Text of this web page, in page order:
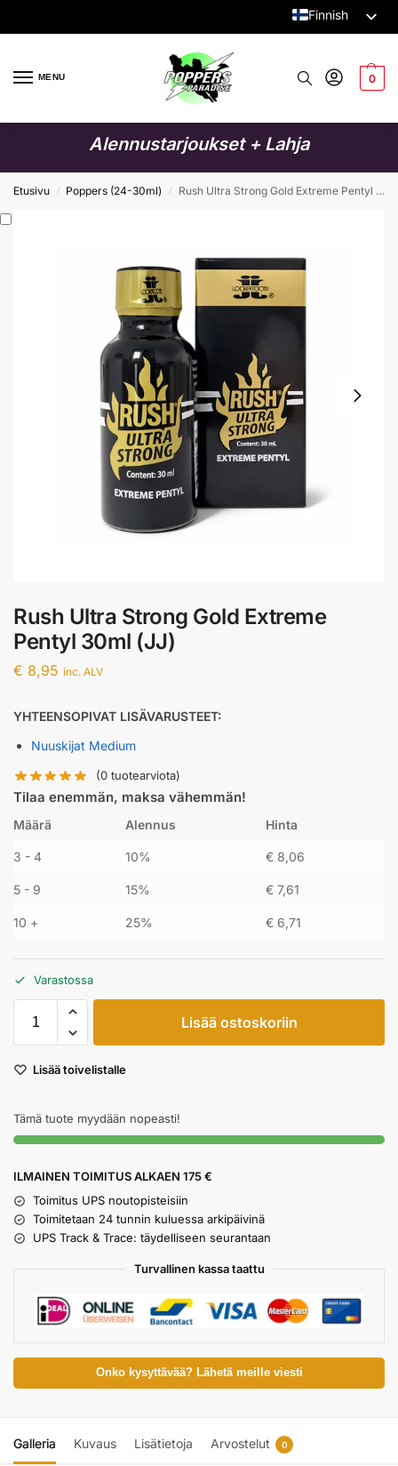
Finnish
English
Spanish
MENU 0
Alennustarjoukset + Lahja
Etusivu / Poppers (24-30ml) / Rush Ultra Strong Gold Extreme Pentyl 30ml (JJ)
Rush Ultra Strong Gold Extreme
Pentyl 30ml (JJ)
€ 8,95 inc. ALV
YHTEENSOPIVAT LISÄVARUSTEET:
Nuuskijat Medium
(0 tuotearviota)
Tilaa enemmän, maksa vähemmän!
Määrä Alennus Hinta
3 - 4 10% € 8,06
5 - 9 15% € 7,61
10 + 25% € 6,71
Varastossa
Lisää ostoskoriin
Lisää toivelistalle
Tämä tuote myydään nopeasti!
ILMAINEN TOIMITUS ALKAEN 175 €
Toimitus UPS noutopisteisiin
Toimitetaan 24 tunnin kuluessa arkipäivinä
UPS Track & Trace: täydelliseen seurantaan
Turvallinen kassa taattu
Onko kysyttävää? Lähetä meille viesti
Galleria Kuvaus Lisätietoja Arvostelut 0